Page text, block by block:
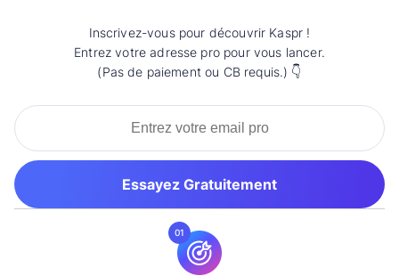
Inscrivez-vous pour découvrir Kaspr !
Entrez votre adresse pro pour vous lancer.
(Pas de paiement ou CB requis.) 👇
Essayez Gratuitement
01